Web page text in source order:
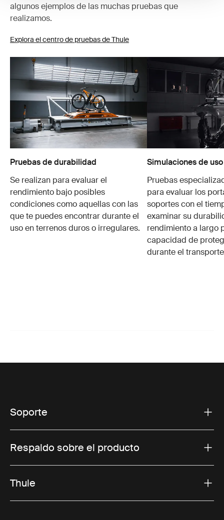
algunos ejemplos de las muchas pruebas que
realizamos.
Explora el centro de pruebas de Thule
Pruebas de durabilidad
Se realizan para evaluar el
rendimiento bajo posibles
condiciones como aquellas con las
que te puedes encontrar durante el
uso en terrenos duros o irregulares.
Simulaciones de
Pruebas
para evaluar los
soportes con el
examinar su
rendimiento a largo
capacidad de
durante el
Soporte
Respaldo sobre el producto
Thule